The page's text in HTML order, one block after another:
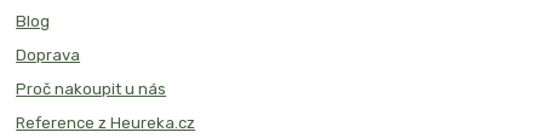
Blog
Doprava
Proč nakoupit u nás
Reference z Heureka.cz